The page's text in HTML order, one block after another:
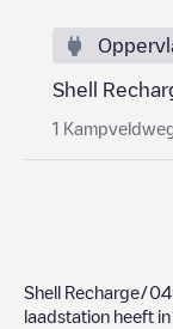
Shell
1
Shell Recharge/
laadstation heeft